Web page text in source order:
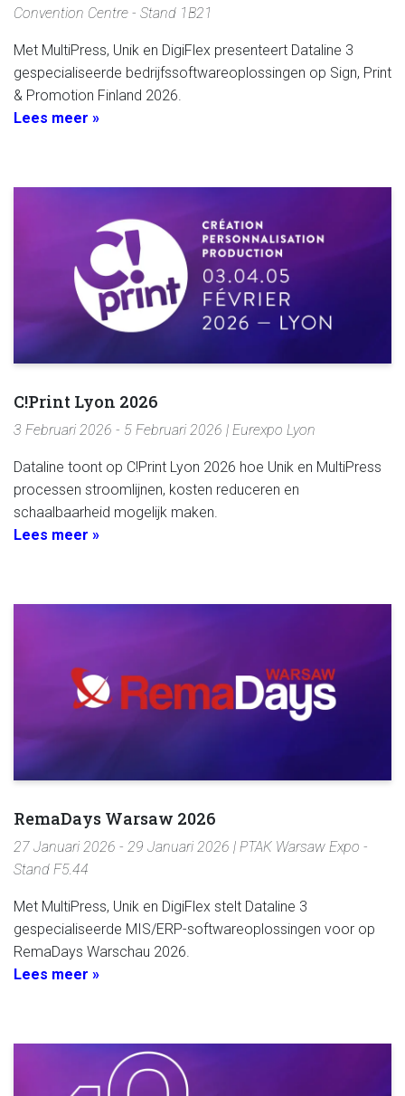
Convention Centre - Stand 1B21
Met MultiPress, Unik en DigiFlex presenteert Dataline 3
gespecialiseerde bedrijfssoftwareoplossingen op Sign, Print
& Promotion Finland 2026.
Lees meer »
C!Print Lyon 2026
3 Februari 2026 - 5 Februari 2026 | Eurexpo Lyon
Dataline toont op C!Print Lyon 2026 hoe Unik en MultiPress
processen stroomlijnen, kosten reduceren en
schaalbaarheid mogelijk maken.
Lees meer »
RemaDays Warsaw 2026
27 Januari 2026 - 29 Januari 2026 | PTAK Warsaw Expo -
Stand F5.44
Met MultiPress, Unik en DigiFlex stelt Dataline 3
gespecialiseerde MIS/ERP-softwareoplossingen voor op
RemaDays Warschau 2026.
Lees meer »